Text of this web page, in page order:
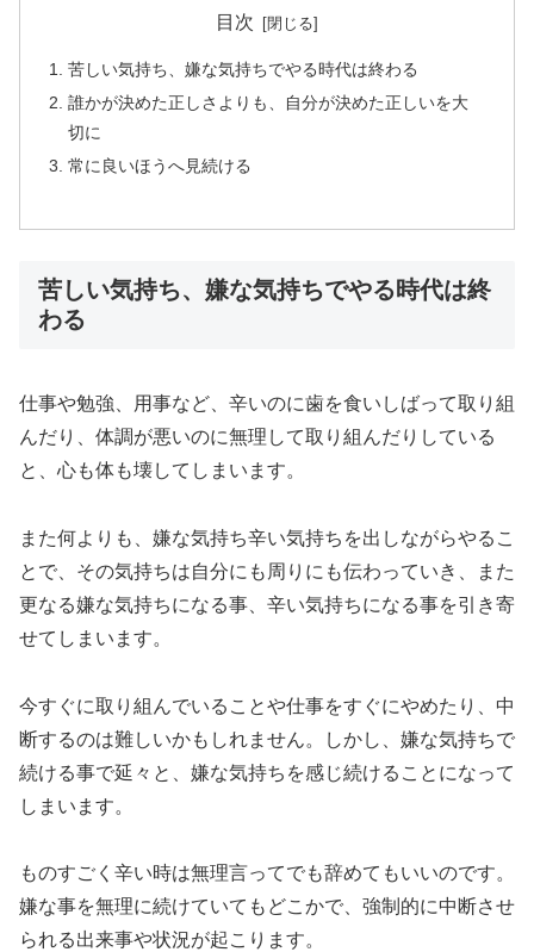
目次
苦しい気持ち、嫌な気持ちでやる時代は終わる
誰かが決めた正しさよりも、自分が決めた正しいを大
切に
常に良いほうへ見続ける
苦しい気持ち、嫌な気持ちでやる時代は終
わる
仕事や勉強、用事など、辛いのに歯を食いしばって取り組
んだり、体調が悪いのに無理して取り組んだりしている
と、心も体も壊してしまいます。
また何よりも、嫌な気持ち辛い気持ちを出しながらやるこ
とで、その気持ちは自分にも周りにも伝わっていき、また
更なる嫌な気持ちになる事、辛い気持ちになる事を引き寄
せてしまいます。
今すぐに取り組んでいることや仕事をすぐにやめたり、中
断するのは難しいかもしれません。しかし、嫌な気持ちで
続ける事で延々と、嫌な気持ちを感じ続けることになって
しまいます。
ものすごく辛い時は無理言ってでも辞めてもいいのです。
嫌な事を無理に続けていてもどこかで、強制的に中断させ
られる出来事や状況が起こります。